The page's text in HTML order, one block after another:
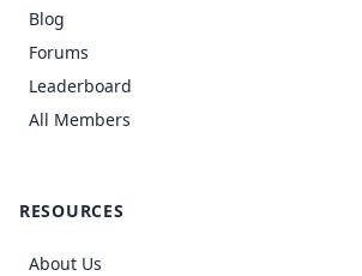
Blog
Forums
Leaderboard
All Members
RESOURCES
About Us